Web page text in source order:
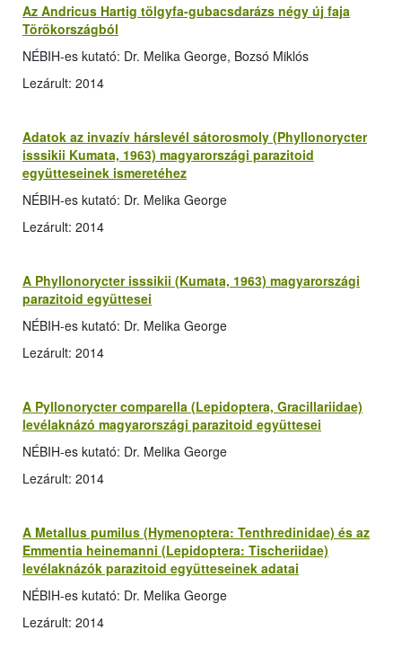
Az Andricus Hartig tölgyfa-gubacsdarázs négy új faja
Törökországból
NÉBIH-es kutató: Dr. Melika George, Bozsó Miklós
Lezárult: 2014
Adatok az invazív hárslevél sátorosmoly (Phyllonorycter
isssikii Kumata, 1963) magyarországi parazitoid
együtteseinek ismeretéhez
NÉBIH-es kutató: Dr. Melika George
Lezárult: 2014
A Phyllonorycter isssikii (Kumata, 1963) magyarországi
parazitoid együttesei
NÉBIH-es kutató: Dr. Melika George
Lezárult: 2014
A Pyllonorycter comparella (Lepidoptera, Gracillariidae)
levélaknázó magyarországi parazitoid együttesei
NÉBIH-es kutató: Dr. Melika George
Lezárult: 2014
A Metallus pumilus (Hymenoptera: Tenthredinidae) és az
Emmentia heinemanni (Lepidoptera: Tischeriidae)
levélaknázók parazitoid együtteseinek adatai
NÉBIH-es kutató: Dr. Melika George
Lezárult: 2014